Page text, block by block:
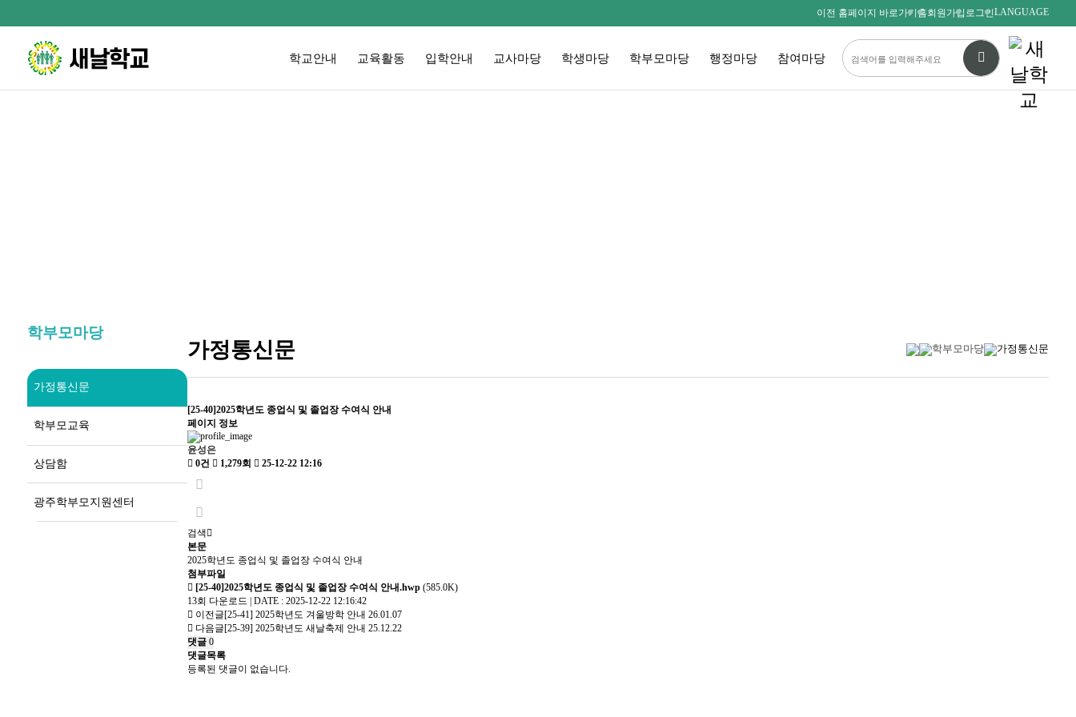
이전 홈페이지 바로가기홈회원가입 로그인LANGUAGE
학교안내 교육활동 입학안내 교사마당 학생마당 학부모마당 행정마당 참여마당
학부모마당
가정통신문
학부모교육
상담함
광주학부모지원센터
가정통신문 학부모마당 가정통신문
[25-40]2025학년도 종업식 및 졸업장 수여식 안내
페이지 정보
윤성은
0건
1,279회 25-12-22 12:16
검색
본문
2025학년도 종업식 및 졸업장 수여식 안내
첨부파일
[25-40]2025학년도 종업식 및 졸업장 수여식 안내.hwp(585.0K)
13회 다운로드 | DATE : 2025-12-22 12:16:42
이전글[25-41] 2025학년도 겨울방학 안내 26.01.07
다음글[25-39] 2025학년도 새날축제 안내 25.12.22
댓글0
댓글목록
등록된 댓글이 없습니다.